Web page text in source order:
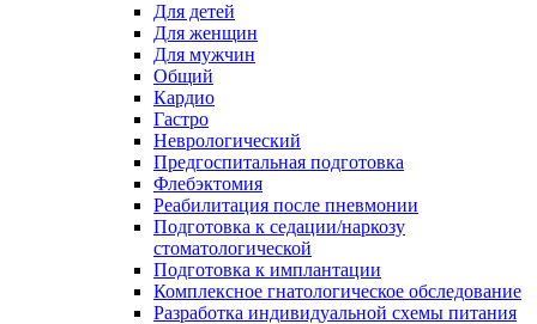
Для детей
Для женщин
Для мужчин
Общий
Кардио
Гастро
Неврологический
Предгоспитальная подготовка
Флебэктомия
Реабилитация после пневмонии
Подготовка к седации/наркозу
стоматологической
Подготовка к имплантации
Комплексное гнатологическое обследование
Разработка индивидуальной схемы питания